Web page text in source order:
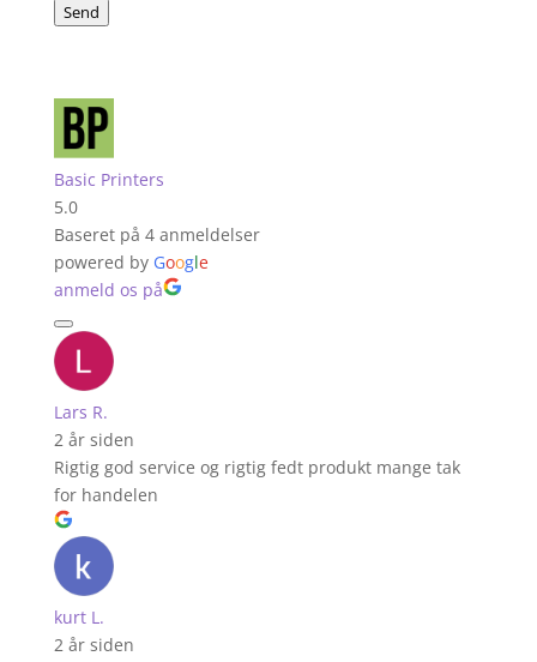
Send
Basic Printers
5.0
Baseret på 4 anmeldelser
powered by Google
anmeld os på
Lars R.
2 år siden
Rigtig god service og rigtig fedt produkt mange tak
for handelen
kurt L.
2 år siden